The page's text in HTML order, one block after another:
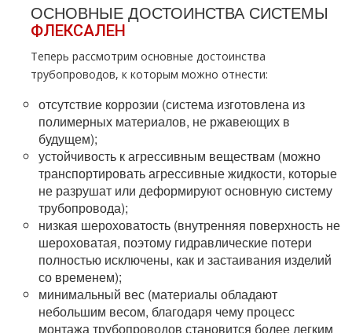
ОСНОВНЫЕ ДОСТОИНСТВА СИСТЕМЫ
ФЛЕКСАЛЕН
Теперь рассмотрим основные достоинства
трубопроводов, к которым можно отнести:
отсутствие коррозии (система изготовлена из
полимерных материалов, не ржавеющих в
будущем);
устойчивость к агрессивным веществам (можно
транспортировать агрессивные жидкости, которые
не разрушат или деформируют основную систему
трубопровода);
низкая шероховатость (внутренняя поверхность не
шероховатая, поэтому гидравлические потери
полностью исключены, как и застаивания изделий
со временем);
минимальный вес (материалы обладают
небольшим весом, благодаря чему процесс
монтажа трубопроводов становится более легким